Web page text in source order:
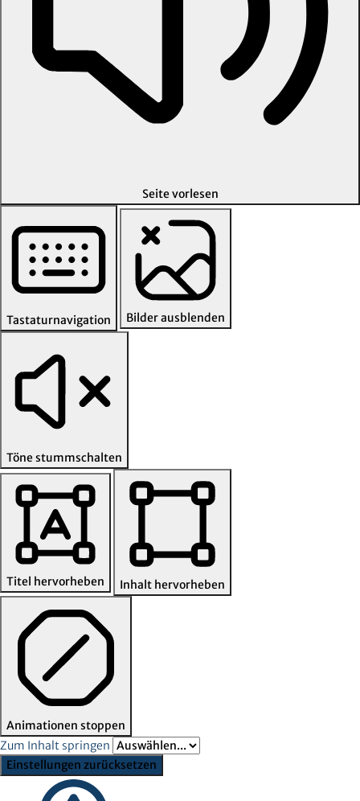
Seite vorlesen
Tastaturnavigation Bilder ausblenden
Töne stummschalten
Titel hervorheben Inhalt hervorheben
Animationen stoppen
Zum Inhalt springen
Einstellungen zurücksetzen